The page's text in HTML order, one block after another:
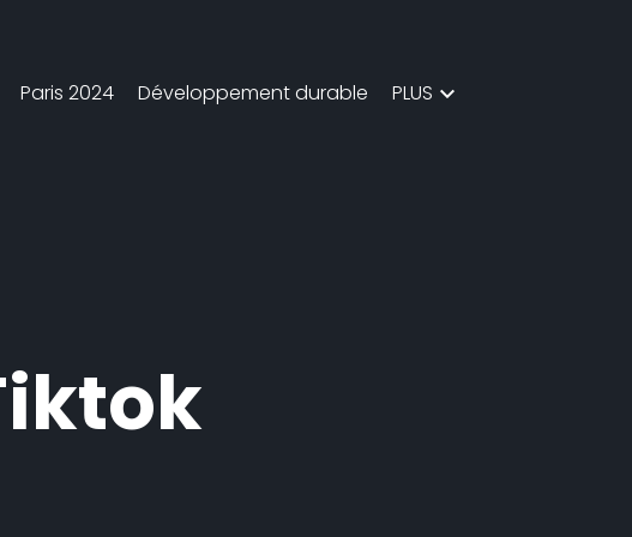
Paris 2024 Développement durable PLUS